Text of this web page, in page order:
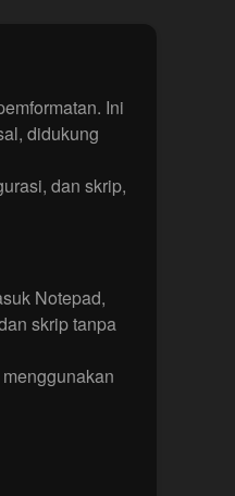
Ini
didukung
dan skrip,
Notepad,
skrip tanpa